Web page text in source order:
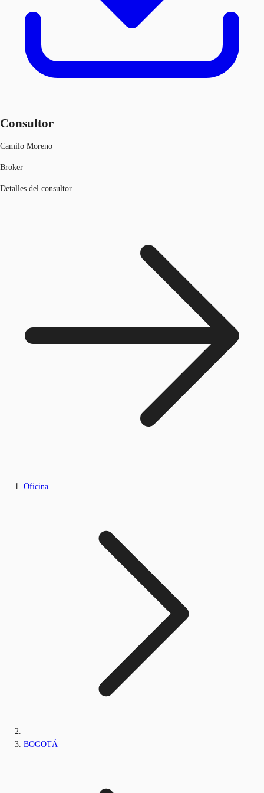
Consultor
Camilo Moreno
Broker
Detalles del consultor
Oficina
BOGOTÁ